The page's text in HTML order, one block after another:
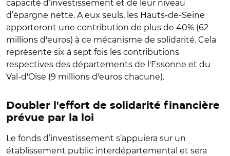
capacité d’investissement et de leur niveau
d’épargne nette. A eux seuls, les Hauts-de-Seine
apporteront une contribution de plus de 40% (62
millions d'euros) à ce mécanisme de solidarité. Cela
représente six à sept fois les contributions
respectives des départements de l'Essonne et du
Val-d'Oise (9 millions d'euros chacune).
Doubler l'effort de solidarité financière
prévue par la loi
Le fonds d’investissement s’appuiera sur un
établissement public interdépartemental et sera